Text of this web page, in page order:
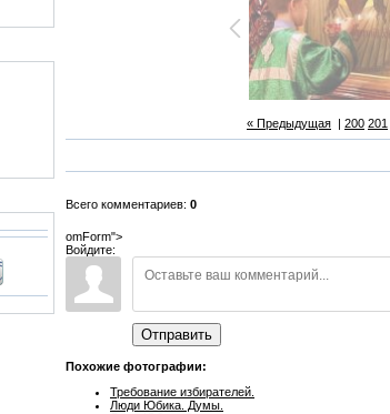
« Предыдущая | 200 201
Всего комментариев: 0
omForm">
Войдите:
Отправить
Похожие фотографии:
Требование избирателей.
Люди Юбика. Думы.